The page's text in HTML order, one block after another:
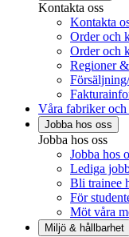
Kontakta oss
Kontakta
Order och
Order och
Regioner
Våra fabriker och
Jobba hos oss
Jobba hos oss
Jobba hos
Lediga
Bli trainee
För
Möt våra
Miljö & hållbarhet